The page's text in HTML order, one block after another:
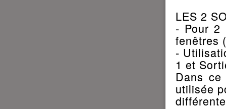
LES 2
- Pour 2
fenêtres
-
1 et
Dans
utilisée